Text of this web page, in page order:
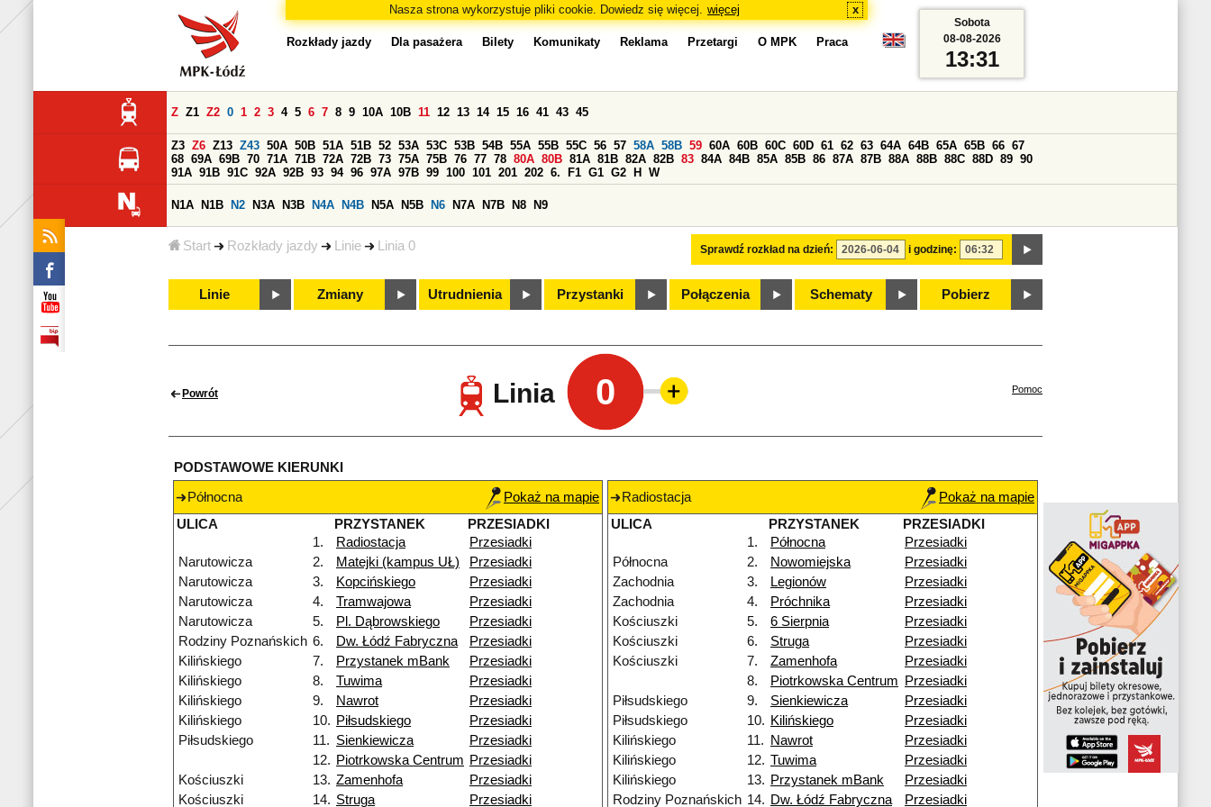
Nasza strona wykorzystuje pliki cookie. Dowiedz się więcej. więcej x
Start Rozkłady jazdy Linie Linia 0
Rozkłady jazdy Dla pasażera Bilety Komunikaty Reklama Przetargi O MPK Praca
Sprawdź rozkład na dzień: i godzinę:
Z Z1 Z2 0 1 2 3 4 5 6 7 8 9 10A 10B 11 12 13 14 15 16 41 43 45
Z3 Z6 Z13 Z43 50A 50B 51A 51B 52 53A 53C 53B 54B 55A 55B 55C 56 57 58A 58B 59 60A 60B 60C 60D 61 62 63 64A 64B 65A 65B 66 67
68 69A 69B 70 71A 71B 72A 72B 73 75A 75B 76 77 78 80A 80B 81A 81B 82A 82B 83 84A 84B 85A 85B 86 87A 87B 88A 88B 88C 88D 89 90
91A 91B 91C 92A 92B 93 94 96 97A 97B 99 100 101 201 202 6. F1 G1 G2 H W
N1A N1B N2 N3A N3B N4A N4B N5A N5B N6 N7A N7B N8 N9
Linie Zmiany Utrudnienia Przystanki Połączenia Schematy Pobierz
Sobota
08-08-2026
13:31
Powrót Linia 0 Pomoc
PODSTAWOWE KIERUNKI
Północna
Pokaż na mapie
ULICA
PRZYSTANEK
PRZESIADKI
1.
Radiostacja
Przesiadki
Narutowicza
2. Matejki (kampus UŁ)
Przesiadki
Narutowicza
3. Kopcińskiego
Przesiadki
Narutowicza
4. Tramwajowa
Przesiadki
Narutowicza
5. Pl. Dąbrowskiego
Przesiadki
Rodziny Poznańskich 6. Dw. Łódź Fabryczna
Przesiadki
Kilińskiego
7. Przystanek mBank
Przesiadki
Kilińskiego
8. Tuwima
Przesiadki
Kilińskiego
9. Nawrot
Przesiadki
Kilińskiego
10. Piłsudskiego
Przesiadki
Piłsudskiego
11. Sienkiewicza
Przesiadki
12. Piotrkowska Centrum Przesiadki
Kościuszki
13. Zamenhofa
Przesiadki
Kościuszki
14. Struga Przesiadki
Radiostacja
Pokaż na mapie
ULICA
PRZYSTANEK
PRZESIADKI
1.
Północna
Przesiadki
Północna
2. Nowomiejska
Przesiadki
Zachodnia
3. Legionów
Przesiadki
Zachodnia
4. Próchnika
Przesiadki
Kościuszki
5. 6 Sierpnia
Przesiadki
Kościuszki
6. Struga
Przesiadki
Kościuszki
7. Zamenhofa
Przesiadki
8.
Piotrkowska Centrum
Przesiadki
Piłsudskiego
9. Sienkiewicza
Przesiadki
Piłsudskiego
10. Kilińskiego
Przesiadki
Kilińskiego
11. Nawrot
Przesiadki
Kilińskiego
12. Tuwima
Przesiadki
Kilińskiego
13. Przystanek mBank
Przesiadki
Rodziny Poznańskich 14. Dw. Łódź Fabryczna Przesiadki